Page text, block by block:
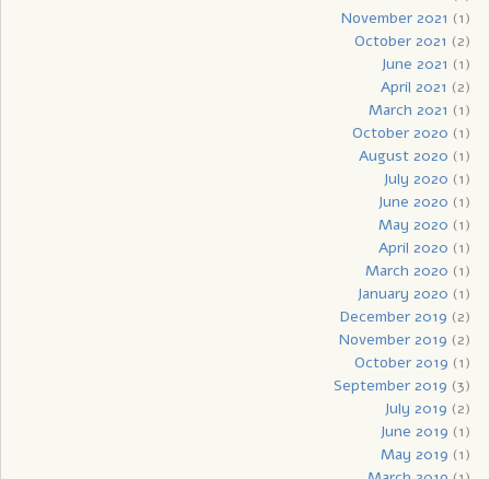
November 2021 (1)
October 2021 (2)
June 2021 (1)
April 2021 (2)
March 2021 (1)
October 2020 (1)
August 2020 (1)
July 2020 (1)
June 2020 (1)
May 2020 (1)
April 2020 (1)
March 2020 (1)
January 2020 (1)
December 2019 (2)
November 2019 (2)
October 2019 (1)
September 2019 (3)
July 2019 (2)
June 2019 (1)
May 2019 (1)